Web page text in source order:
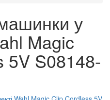
у
Magic
5V S08148-